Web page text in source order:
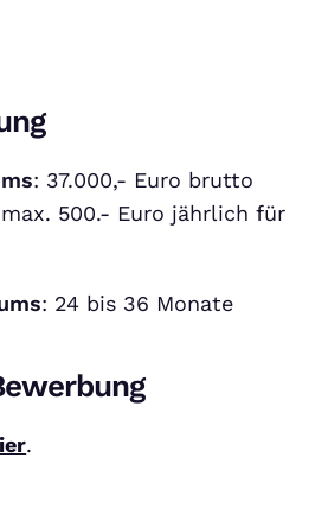
: 37.000,- Euro brutto
500.- Euro jährlich für
: 24 bis 36 Monate
.